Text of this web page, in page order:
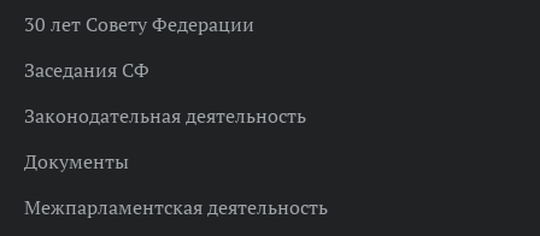
30 лет Совету Федерации
Заседания СФ
Законодательная деятельность
Документы
Межпарламентская деятельность